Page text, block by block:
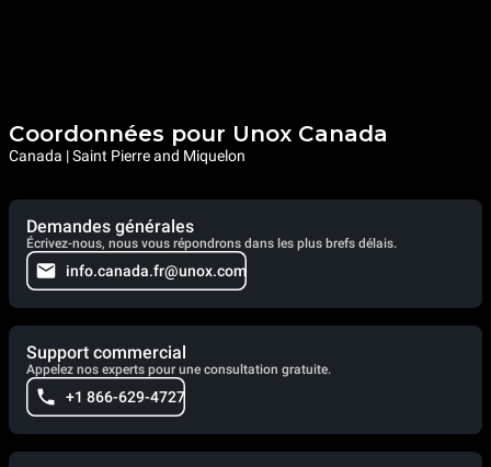
Coordonnées pour Unox Canada
Canada | Saint Pierre and Miquelon
Demandes générales
Écrivez-nous, nous vous répondrons dans les plus brefs délais.
info.canada.fr@unox.com
Support commercial
Appelez nos experts pour une consultation gratuite.
+1 866-629-4727